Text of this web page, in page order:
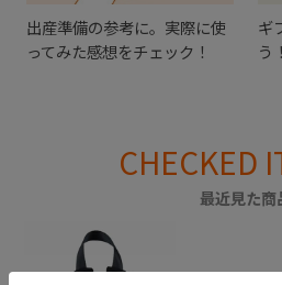
出産準備の参考に。実際に使
ってみた感想をチェック！
ギ
う！
CHECKED
最近見た商